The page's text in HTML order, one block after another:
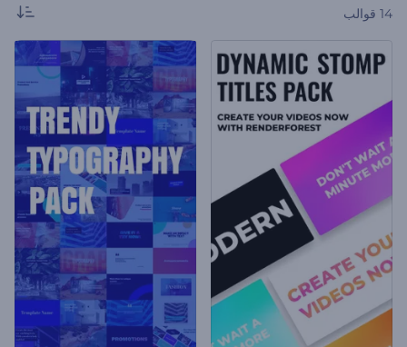
14 قوالب